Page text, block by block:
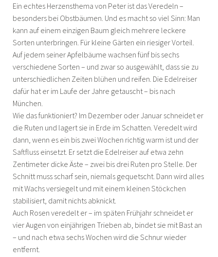
Ein echtes Herzensthema von Peter ist das Veredeln –
besonders bei Obstbäumen. Und es macht so viel Sinn: Man
kann auf einem einzigen Baum gleich mehrere leckere
Sorten unterbringen. Für kleine Gärten ein riesiger Vorteil.
Auf jedem seiner Apfelbäume wachsen fünf bis sechs
verschiedene Sorten – und zwar so ausgewählt, dass sie zu
unterschiedlichen Zeiten blühen und reifen. Die Edelreiser
dafür hat er im Laufe der Jahre getauscht – bis nach
München.
Wie das funktioniert? Im Dezember oder Januar schneidet er
die Ruten und lagert sie in Erde im Schatten. Veredelt wird
dann, wenn es ein bis zwei Wochen richtig warm ist und der
Saftfluss einsetzt. Er setzt die Edelreiser auf etwa zehn
Zentimeter dicke Äste – zwei bis drei Ruten pro Stelle. Der
Schnitt muss scharf sein, niemals gequetscht. Dann wird alles
mit Wachs versiegelt und mit einem kleinen Stöckchen
stabilisiert, damit nichts abknickt.
Auch Rosen veredelt er – im späten Frühjahr schneidet er
vier Augen von einjährigen Trieben ab, bindet sie mit Bast an
– und nach etwa sechs Wochen wird die Schnur wieder
entfernt.